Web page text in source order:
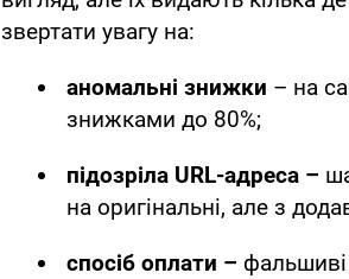
звертати увагу на:
аномальні знижки – на
знижками до 80%;
підозріла URL-адреса –
на оригінальні, але з
спосіб оплати –